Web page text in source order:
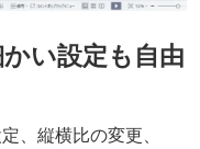
い設定も自由
、縦横比の変更、